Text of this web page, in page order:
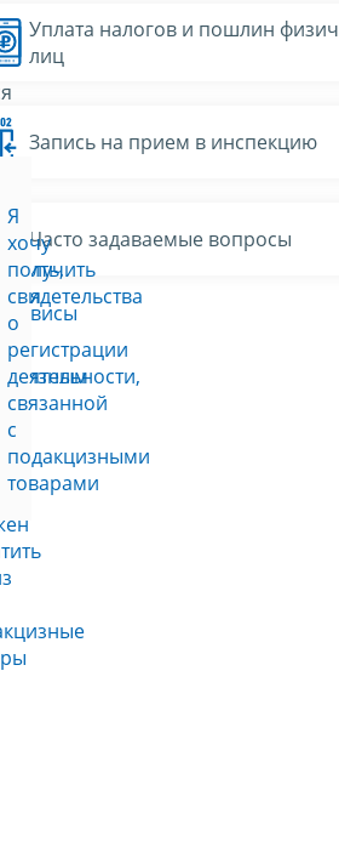
Я
хочу
получить
свидетельства
о
регистрации
деятельности,
связанной
с
подакцизными
товарами
Уплата налогов и пошлин
лиц
Запись на прием в инспекцию
Часто задаваемые вопросы
сервисы